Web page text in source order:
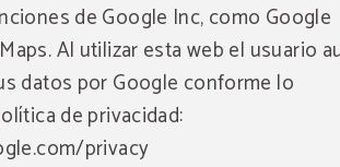
de Google Inc, como Google
Al utilizar esta web el usuario
datos por Google conforme lo
de privacidad:
privacy